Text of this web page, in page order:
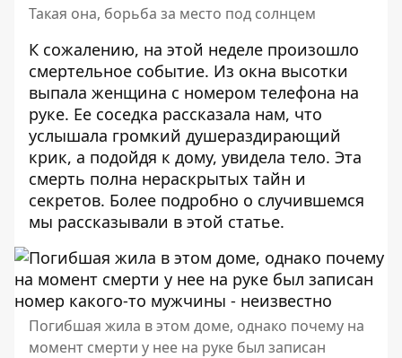
Такая она, борьба за место под солнцем
К сожалению, на этой неделе произошло
смертельное событие. Из окна высотки
выпала женщина с номером телефона на
руке. Ее соседка рассказала нам, что
услышала громкий душераздирающий
крик, а подойдя к дому, увидела тело. Эта
смерть полна нераскрытых тайн и
секретов. Более подробно о случившемся
мы рассказывали в этой статье.
Погибшая жила в этом доме, однако почему на
момент смерти у нее на руке был записан